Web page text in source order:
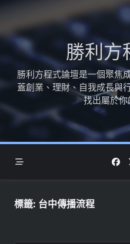
Skip
content
勝利方
勝利方程式論壇是一個聚焦
蓋創業、理財、自我成長與
找出屬於
標籤: 台中傳播流程